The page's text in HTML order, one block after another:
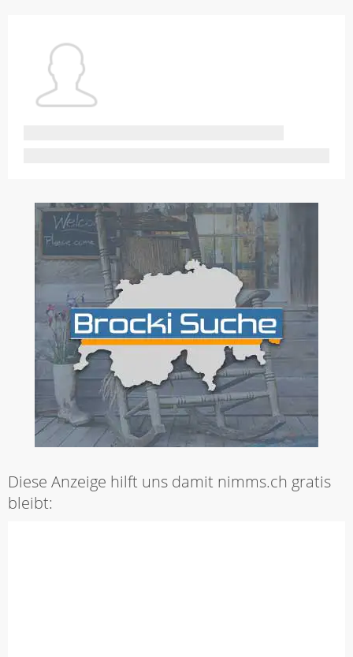
Diese Anzeige hilft uns damit nimms.ch gratis
bleibt: